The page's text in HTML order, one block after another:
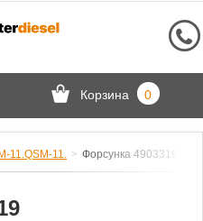
Корзина 0
11.QSM-11. Форсунка 4903319